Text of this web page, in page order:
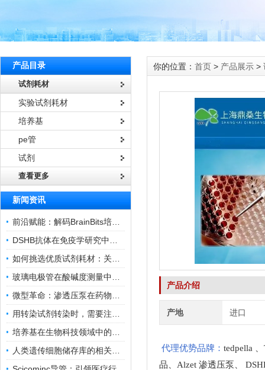
产品目录
试剂耗材
实验试剂耗材
培养基
pe管
试剂
查看更多
新闻资讯
你的位置： 首页 > 产品展示 >
产品介绍
产地 进口
代理优势品牌： tedpella
品
Alzet 渗透压泵